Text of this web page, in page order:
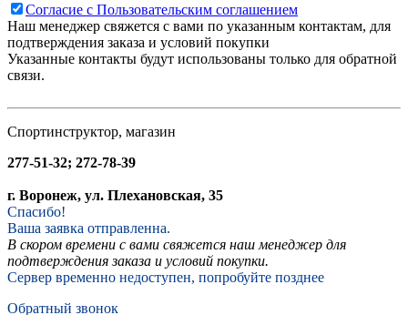
Согласие с Пользовательским соглашением
Наш менеджер свяжется с вами по указанным контактам, для
подтверждения заказа и условий покупки
Указанные контакты будут использованы только для обратной
связи.
Спортинструктор, магазин
277-51-32; 272-78-39
г. Воронеж, ул. Плехановская, 35
Спасибо!
Ваша заявка отправленна.
В скором времени с вами свяжется наш менеджер для
подтверждения заказа и условий покупки.
Сервер временно недоступен, попробуйте позднее
Обратный звонок